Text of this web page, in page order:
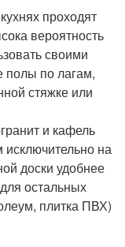
проходят
вероятность
своими
полы по лагам,
стяжке или
и кафель
на
доски удобнее
остальных
плитка ПВХ)